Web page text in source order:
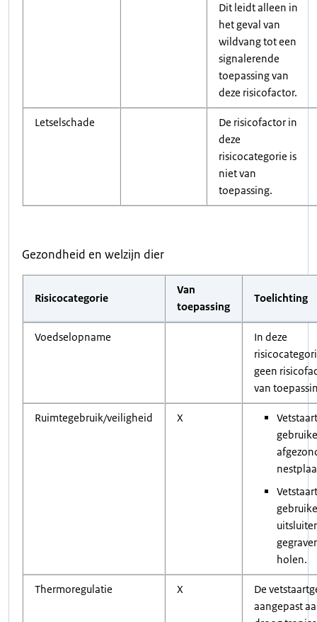
Dit leidt alleen in
het geval van
wildvang tot een
signalerende
toepassing van
deze risicofactor.
Letselschade
De risicofactor in
deze
risicocategorie is
niet van
toepassing.
Gezondheid en welzijn dier
Risicocategorie
Van
toepassing
Toelichting
Voedselopname
In deze
geen
van
Ruimtegebruik/veiligheid X
holen.
Thermoregulatie X
De
aangepast